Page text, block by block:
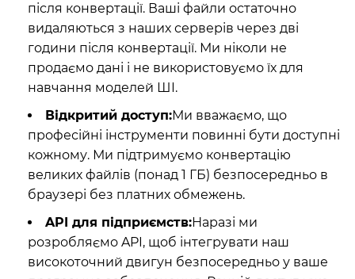
після конвертації. Ваші файли остаточно
видаляються з наших серверів через дві
години після конвертації. Ми ніколи не
продаємо дані і не використовуємо їх для
навчання моделей ШІ.
Відкритий доступ:Ми вважаємо, що
професійні інструменти повинні бути доступні
кожному. Ми підтримуємо конвертацію
великих файлів (понад 1 ГБ) безпосередньо в
браузері без платних обмежень.
API для підприємств:Наразі ми
розробляємо API, щоб інтегрувати наш
високоточний двигун безпосередньо у ваше